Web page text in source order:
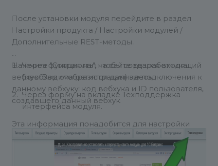
После установки модуля перейдите в раздел
Настройки продукта / Настройки модулей /
Дополнительные REST-методы.
Нажмите "Сохранить", чтобы создался входящий
вебхук. Вам отобразятся данные подключения к
данному вебхуку: код вебхука и ID пользователя,
создавшего данный вебхук.
Эта информация понадобится для настройки
экспорта на текущий сайт данных с другого
сайта на базе 1С-Битрикс.
Через функционал на сайте разработчика
(необходима регистрация) здесь.
Через форму на вкладке Техподдержка
интерфейса модуля.